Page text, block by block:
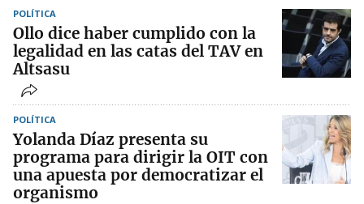
POLÍTICA
Ollo dice haber cumplido con la
legalidad en las catas del TAV en
Altsasu
POLÍTICA
Yolanda Díaz presenta su
programa para dirigir la OIT con
una apuesta por democratizar el
organismo